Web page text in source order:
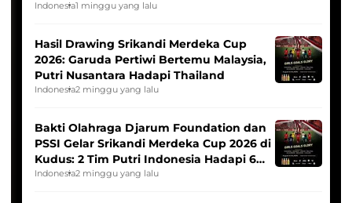
Indonesia1 minggu yang lalu
Hasil Drawing Srikandi Merdeka Cup
2026: Garuda Pertiwi Bertemu Malaysia,
Putri Nusantara Hadapi Thailand
Indonesia2 minggu yang lalu
Bakti Olahraga Djarum Foundation dan
PSSI Gelar Srikandi Merdeka Cup 2026 di
Kudus: 2 Tim Putri Indonesia Hadapi 6
Tim Asia
Indonesia2 minggu yang lalu